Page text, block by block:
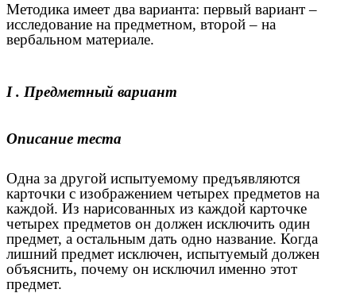
Методика имеет два варианта: первый вариант –
исследование на предметном, второй – на
вербальном материале.
I . Предметный вариант
Описание теста
Одна за другой испытуемому предъявляются
карточки с изображением четырех предметов на
каждой. Из нарисованных из каждой карточке
четырех предметов он должен исключить один
предмет, а остальным дать одно название. Когда
лишний предмет исключен, испытуемый должен
объяснить, почему он исключил именно этот
предмет.